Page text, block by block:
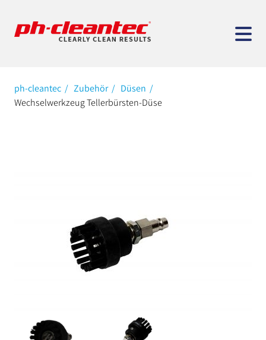
ph-cleantec Zubehör
Düsen
Wechselwerkzeug Tellerbürsten-Düse